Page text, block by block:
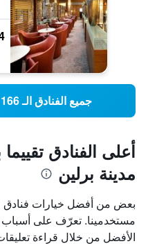
جميع الفنادق الـ 166 قرب مركز مدينة برلين
أعلى الفنادق
مدينة برلين
بعض من أفضل خيارات فنادق
مستخدمينا. تعرّف على
الأفضل من خلال قراءة